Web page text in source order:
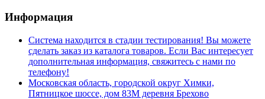
Информация
Система находится в стадии тестирования! Вы можете
сделать заказ из каталога товаров. Если Вас интересует
дополнительная информация, свяжитесь с нами по
телефону!
Московская область, городской округ Химки,
Пятницкое шоссе, дом 83М деревня Брехово